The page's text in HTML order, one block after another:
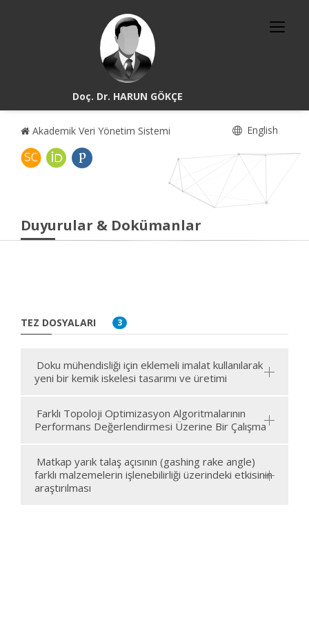
Doç. Dr. HARUN GÖKÇE
Akademik Veri Yönetim Sistemi English
Duyurular & Dokümanlar
TEZ DOSYALARI 3
Doku mühendisliği için eklemeli imalat kullanılarak
yeni bir kemik iskelesi tasarımı ve üretimi
Farklı Topoloji Optimizasyon Algoritmalarının
Performans Değerlendirmesi Üzerine Bir Çalışma
Matkap yarık talaş açısının (gashing rake angle)
farklı malzemelerin işlenebilirliği üzerindeki etkisinin
araştırılması